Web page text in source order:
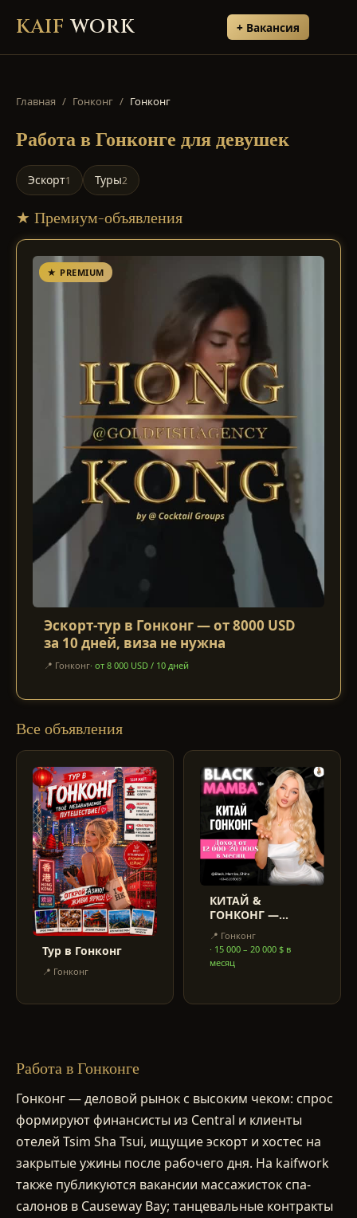
KAIF WORK + Вакансия
Главная / Гонконг / Гонконг
Работав Гонконге для девушек
Эскорт1 Туры2
★ Премиум-объявления
★ PREMIUM
Эскорт-тур в Гонконг — от 8000 USD
за 10 дней, виза не нужна
📍 Гонконг· от 8 000 USD / 10 дней
Все объявления
Тур в Гонконг
📍 Гонконг
КИТАЙ &
ГОНКОНГ —
РАБОТОДАТЕЛЬ,
РАБОТА БЕЗ
ПОСРЕДНИКОВ!
📍 Гонконг
· 15 000 – 20 000 $ в
месяц
Работа в Гонконге
Гонконг — деловой рынок с высоким чеком: спрос
формируют финансисты из Central и клиенты
отелей Tsim Sha Tsui, ищущие эскорт и хостес на
закрытые ужины после рабочего дня. На kaifwork
также публикуются вакансии массажисток спа-
салонов в Causeway Bay; танцевальные контракты